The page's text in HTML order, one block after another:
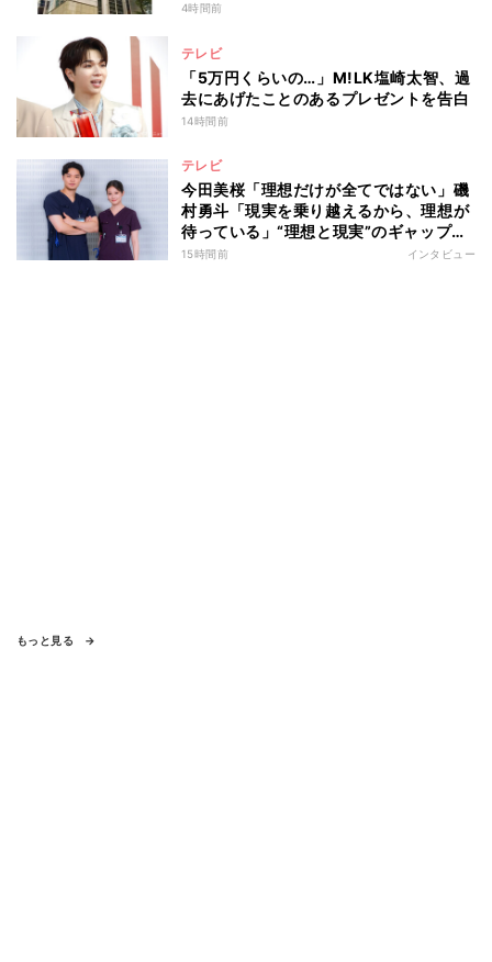
4時間前
テレビ
「5万円くらいの…」M!LK塩崎太智、過
去にあげたことのあるプレゼントを告白
14時間前
テレビ
今田美桜「理想だけが全てではない」磯
村勇斗「現実を乗り越えるから、理想が
待っている」“理想と現実”のギャップに
悩む人へ 第一線で活躍する俳優2人の
15時間前 インタビュー
もっと見る